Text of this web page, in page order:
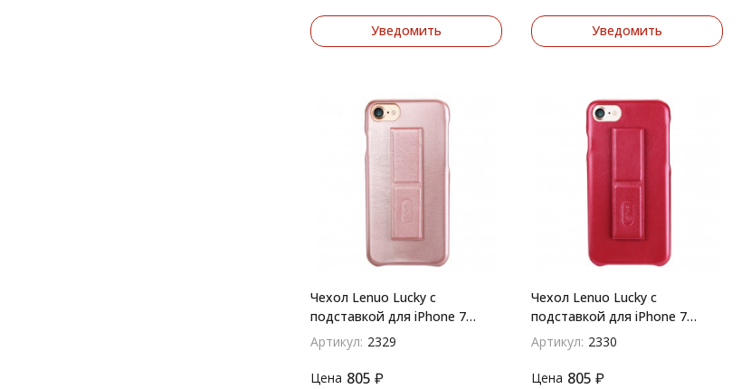
Уведомить Уведомить
Чехол Lenuo Lucky с
подставкой для iPhone 7
(Розовый)
Артикул: 2329
Цена 805 ₽
Чехол Lenuo Lucky с
подставкой для iPhone 7
(Красный)
Артикул: 2330
Цена 805 ₽